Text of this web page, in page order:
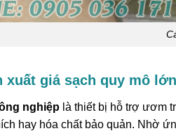
xuất giá sạch quy mô
nghiệp là thiết bị hỗ trợ ươm
hay hóa chất bảo quản. Nhờ